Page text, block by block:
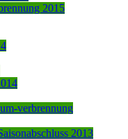
2015
verbrennung
2013